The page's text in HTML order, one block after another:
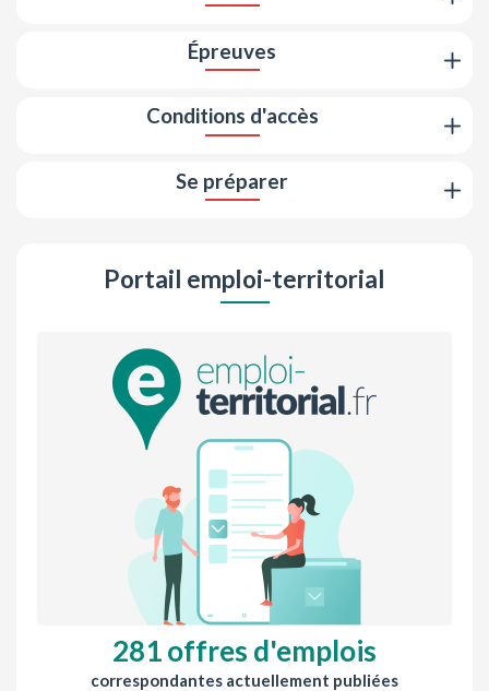
Épreuves
Conditions d'accès
Se préparer
Portail emploi-territorial
281 offres d'emplois
correspondantes actuellement publiées